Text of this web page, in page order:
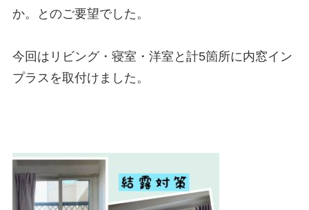
か。とのご要望でした。
今回はリビング・寝室・洋室と計5箇所に内窓イン
プラスを取付けました。